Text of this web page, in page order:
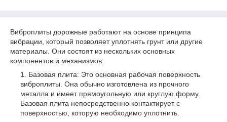
Виброплиты дорожные работают на основе принципа
вибрации, который позволяет уплотнять грунт или другие
материалы. Они состоят из нескольких основных
компонентов и механизмов:
Базовая плита: Это основная рабочая поверхность
виброплиты. Она обычно изготовлена из прочного
металла и имеет прямоугольную или круглую форму.
Базовая плита непосредственно контактирует с
поверхностью, которую необходимо уплотнить.